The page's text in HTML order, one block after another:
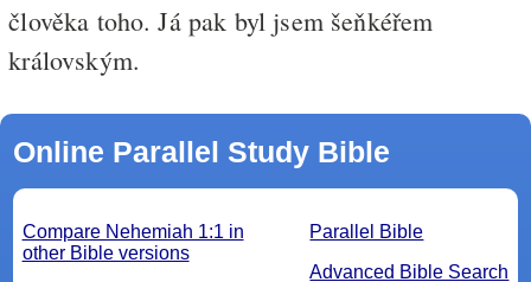
člověka toho. Já pak byl jsem šeňkéřem
královským.
Online Parallel Study Bible
Parallel Bible
Advanced Bible Search
Compare Nehemiah 1:1 in
other Bible versions